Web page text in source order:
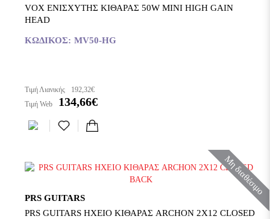
VOX ΕΝΙΣΧΥΤΗΣ ΚΙΘΑΡΑΣ 50W MINI HIGH GAIN
HEAD
ΚΩΔΙΚΌΣ: MV50-HG
Τιμή Λιανικής
192,32€
Τιμή Web
134,66€
Μη διαθέσιμο
PRS GUITARS
PRS GUITARS ΗΧΕΙΟ ΚΙΘΑΡΑΣ ARCHON 2X12 CLOSED